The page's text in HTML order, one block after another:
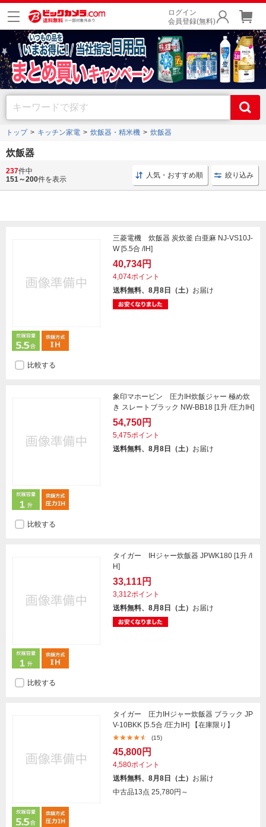
ログイン
会員登録(無料)
トップ キッチン家電 炊飯器・精米機 炊飯器
炊飯器
圧力IH 炊飯器 ジャー炊飯器 IHジャー 炊飯 IH
237件中
151～200件を表示 人気・おすすめ順 絞り込み
三菱電機 炊飯器 炭炊釜 白亜麻 NJ-VS10J-
W [5.5合 /IH]
40,734円
4,074ポイント
送料無料、8月8日（土） お届け
比較する
象印マホービン 圧力IH炊飯ジャー 極め炊
き スレートブラック NW-BB18 [1升 /圧力IH]
54,750円
5,475ポイント
送料無料、8月8日（土） お届け
比較する
タイガー IHジャー炊飯器 JPWK180 [1升 /I
H]
33,111円
3,312ポイント
送料無料、8月8日（土） お届け
比較する
タイガー 圧力IHジャー炊飯器 ブラック JP
V-10BKK [5.5合 /圧力IH] 【在庫限り】
(15)
45,800円
4,580ポイント
送料無料、8月8日（土） お届け
中古品13点 25,780円～